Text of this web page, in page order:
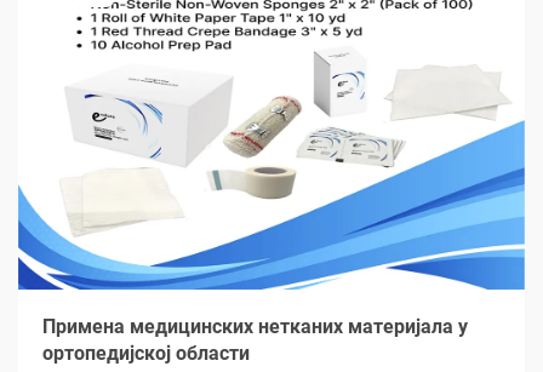
Примена медицинских нетканих материјала у
ортопедијској области